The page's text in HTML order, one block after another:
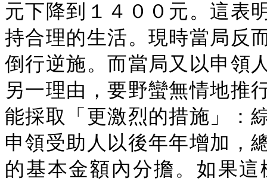
元下降到１４００元。這表
持合理的生活。現時當局反
倒行逆施。而當局又以申領
另一理由，要野蠻無情地推
能採取「更激烈的措施」：
申領受助人以後年年增加，
的基本金額內分擔。如果